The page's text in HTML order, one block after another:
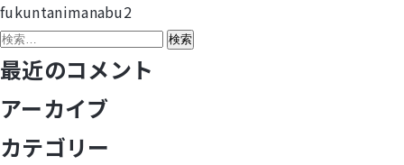
投
稿
ナ
ビ
fukuntanimanabu2
検
索:
最近のコメント
アーカイブ
カテゴリー